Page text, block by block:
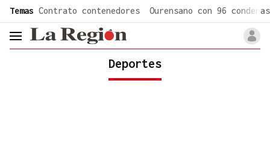
Temas Contrato contenedores Ourensano con 96 condenas
header.menu.open
Deportes